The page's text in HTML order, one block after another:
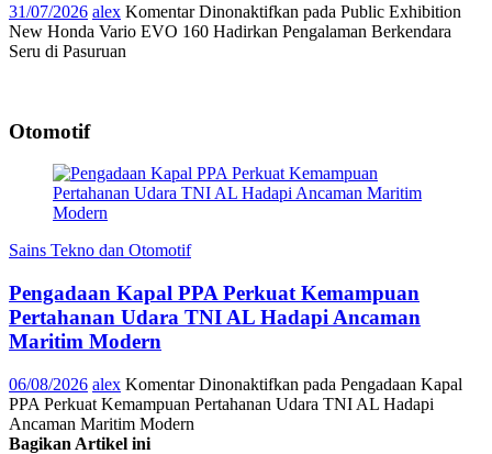
31/07/2026 alex Komentar Dinonaktifkan pada Public Exhibition
New Honda Vario EVO 160 Hadirkan Pengalaman Berkendara
Seru di Pasuruan
Otomotif
Sains Tekno dan Otomotif
Pengadaan Kapal PPA Perkuat Kemampuan
Pertahanan Udara TNI AL Hadapi Ancaman
Maritim Modern
06/08/2026 alex Komentar Dinonaktifkan pada Pengadaan Kapal
PPA Perkuat Kemampuan Pertahanan Udara TNI AL Hadapi
Ancaman Maritim Modern
Bagikan Artikel ini